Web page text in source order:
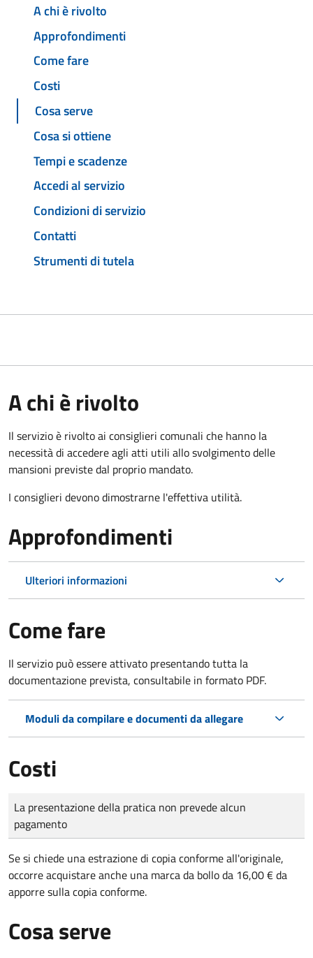
A chi è rivolto
Approfondimenti
Come fare
Costi
Cosa serve
Cosa si ottiene
Tempi e scadenze
Accedi al servizio
Condizioni di servizio
Contatti
Strumenti di tutela
A chi è rivolto
Il servizio è rivolto ai consiglieri comunali che hanno la
necessità di accedere agli atti utili allo svolgimento delle
mansioni previste dal proprio mandato.
I consiglieri devono dimostrarne l'effettiva utilità.
Approfondimenti
Ulteriori informazioni
Come fare
Il servizio può essere attivato presentando tutta la
documentazione prevista, consultabile in formato PDF.
Moduli da compilare e documenti da allegare
Costi
Tipo di pagamento
Importo
La presentazione della pratica non prevede alcun
pagamento
Se si chiede una estrazione di copia conforme all'originale,
occorre acquistare anche una marca da bollo da 16,00 € da
apporre sulla copia conforme.
Cosa serve